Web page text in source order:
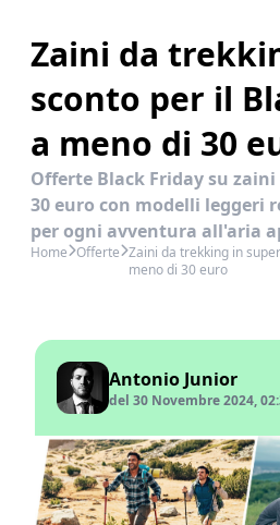
Zaini da
sconto per il
a meno di 30
Offerte Black Friday su
30 euro con modelli leggeri
per ogni avventura all'aria
Home Offerte Zaini da trekking in
meno di 30 euro
Antonio Junior
del 30 Novembre 2024,